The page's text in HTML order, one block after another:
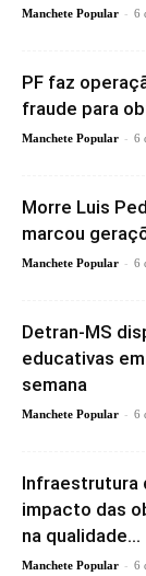
Manchete Popular - 6
PF faz
fraude para
Manchete Popular - 6
Morre Luis
marcou
Manchete Popular - 6
Detran-MS
educativas
semana
Manchete Popular - 6
Infraestrutura
impacto das
na qualidade...
Manchete Popular - 6